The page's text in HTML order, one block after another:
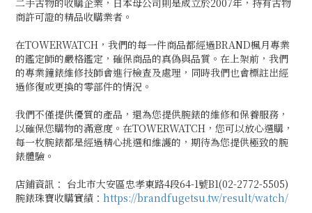
二手古物的收購企業，日本母公司則是成立於2007年，持有古物
商許可證的精品收購業者。
在TOWERWATCH，我們的每一件商品都經過BRAND楓月專業
的鑑定師的嚴格鑑定，確保商品的真偽與品質。在上架前，我們
的專業鐘錶維修技師會進行檢查及處理，同時我們也會標註出經
過修復或更換的零部件的情況。
我們不僅提供優質的產品，還為您提供腕錶的維修和保養服務，
以確保您購物的滿意度。在TOWERWATCH，您可以放心選購，
每一枚腕錶都是經過精心挑選和維護的，期待為您提供極致的腕
錶體驗。
店鋪資訊： 台北市大安區忠孝東路4段64-1號B1(02-2772-5505)
腕錶珠寶收購實績： https://brandfugetsu.tw/result/watch/